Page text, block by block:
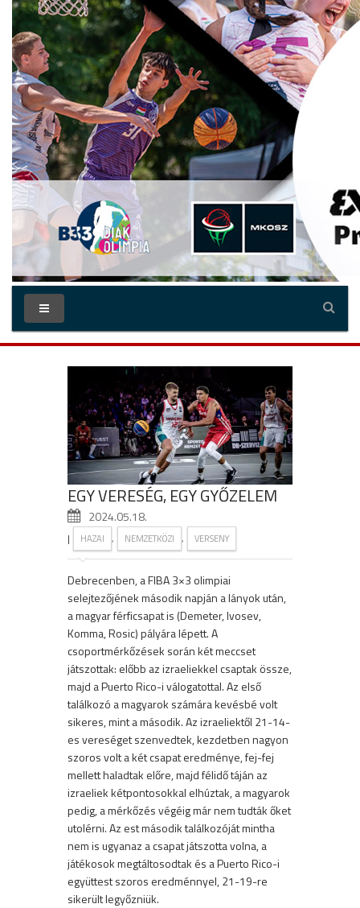
EGY VERESÉG, EGY GYŐZELEM
2024.05.18.
| HAZAI , NEMZETKÖZI , VERSENY
Debrecenben, a FIBA 3×3 olimpiai
selejtezőjének második napján a lányok után,
a magyar férficsapat is (Demeter, Ivosev,
Komma, Rosic) pályára lépett. A
csoportmérkőzések során két meccset
játszottak: előbb az izraeliekkel csaptak össze,
majd a Puerto Rico-i válogatottal. Az első
találkozó a magyarok számára kevésbé volt
sikeres, mint a második. Az izraeliektől 21-14-
es vereséget szenvedtek, kezdetben nagyon
szoros volt a két csapat eredménye, fej-fej
mellett haladtak előre, majd félidő táján az
izraeliek kétpontosokkal elhúztak, a magyarok
pedig, a mérkőzés végéig már nem tudták őket
utolérni. Az est második találkozóját mintha
nem is ugyanaz a csapat játszotta volna, a
játékosok megtáltosodtak és a Puerto Rico-i
együttest szoros eredménnyel, 21-19-re
sikerült legyőzniük.